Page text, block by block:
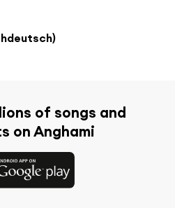
of songs and
on Anghami